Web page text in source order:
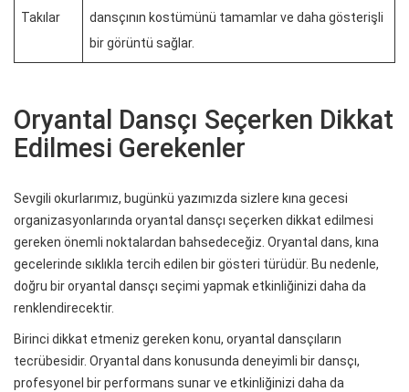
Takılar
dansçının kostümünü tamamlar ve daha gösterişli
bir görüntü sağlar.
Oryantal Dansçı Seçerken Dikkat
Edilmesi Gerekenler
Sevgili okurlarımız, bugünkü yazımızda sizlere kına gecesi
organizasyonlarında oryantal dansçı seçerken dikkat edilmesi
gereken önemli noktalardan bahsedeceğiz. Oryantal dans, kına
gecelerinde sıklıkla tercih edilen bir gösteri türüdür. Bu nedenle,
doğru bir oryantal dansçı seçimi yapmak etkinliğinizi daha da
renklendirecektir.
Birinci dikkat etmeniz gereken konu, oryantal dansçıların
tecrübesidir. Oryantal dans konusunda deneyimli bir dansçı,
profesyonel bir performans sunar ve etkinliğinizi daha da